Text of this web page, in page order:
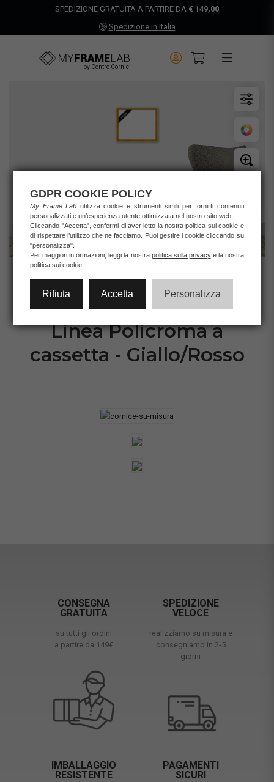
SPEDIZIONE GRATUITA A PARTIRE DA € 149,00
Spedizione in Italia
by Centro Cornici
Linea Policroma a
cassetta - Giallo/Rosso
CONSEGNA
GRATUITA
su tutti gli ordini
a partire da 149€
SPEDIZIONE
VELOCE
realizziamo su misura e
consegniamo in 2-5
giorni
IMBALLAGGIO
RESISTENTE
PAGAMENTI
SICURI
GDPR COOKIE POLICY
My Frame Lab utilizza cookie e strumenti simili per fornirti contenuti
personalizzati e un’esperienza utente ottimizzata nel nostro sito web.
Cliccando "Accetta", confermi di aver letto la nostra politica sui cookie e
di rispettare l’utilizzo che ne facciamo. Puoi gestire i cookie cliccando su
"personalizza".
Per maggiori informazioni, leggi la nostra politica sulla privacye la nostra
politica sui cookie
Rifiuta Accetta Personalizza